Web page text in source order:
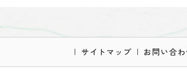
サイトマップ お問い合わ